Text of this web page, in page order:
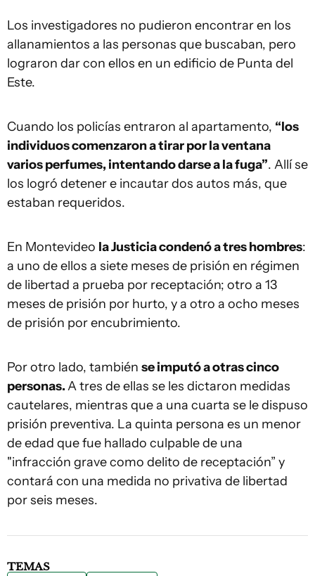
Los investigadores no pudieron encontrar en los
allanamientos a las personas que buscaban, pero
lograron dar con ellos en un edificio de Punta del
Este.
Cuando los policías entraron al apartamento, “los
individuos comenzaron a tirar por la ventana
varios perfumes, intentando darse a la fuga”. Allí se
los logró detener e incautar dos autos más, que
estaban requeridos.
En Montevideo la Justicia condenó a tres hombres:
a uno de ellos a siete meses de prisión en régimen
de libertad a prueba por receptación; otro a 13
meses de prisión por hurto, y a otro a ocho meses
de prisión por encubrimiento.
Por otro lado, también se imputó a otras cinco
personas.A tres de ellas se les dictaron medidas
cautelares, mientras que a una cuarta se le dispuso
prisión preventiva. La quinta persona es un menor
de edad que fue hallado culpable de una
"infracción grave como delito de receptación” y
contará con una medida no privativa de libertad
por seis meses.
TEMAS